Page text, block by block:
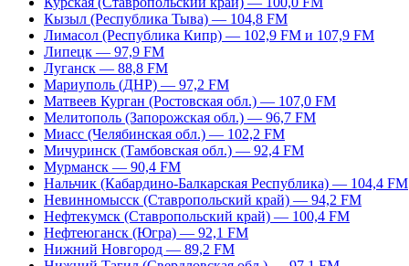
Кызыл (Республика Тыва) — 104,8 FM
Лимасол (Республика Кипр) — 102,9 FM и 107,9 FM
Липецк — 97,9 FM
Луганск — 88,8 FM
Мариуполь (ДНР) — 97,2 FM
Матвеев Курган (Ростовская обл.) — 107,0 FM
Мелитополь (Запорожская обл.) — 96,7 FM
Миасс (Челябинская обл.) — 102,2 FM
Мичуринск (Тамбовская обл.) — 92,4 FM
Мурманск — 90,4 FM
Нальчик (Кабардино-Балкарская Республика) — 104,4 FM
Невинномысск (Ставропольский край) — 94,2 FM
Нефтекумск (Ставропольский край) — 100,4 FM
Нефтеюганск (Югра) — 92,1 FM
Нижний Новгород — 89,2 FM